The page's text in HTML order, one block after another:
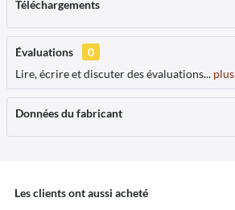
Téléchargements
Évaluations
0
Lire, écrire et discuter des évaluations... plus
Données du fabricant
Les clients ont aussi acheté